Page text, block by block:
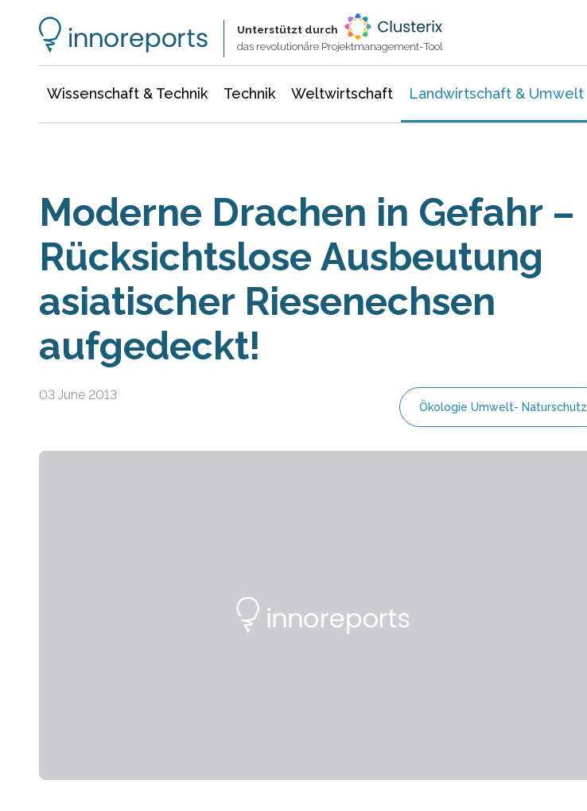
Unterstützt durch
das revolutionäre Projektmanagement-Tool
Wissenschaft & Technik Technik Weltwirtschaft Landwirtschaft & Umwelt
Moderne Drachen in Gefahr –
Rücksichtslose Ausbeutung
asiatischer Riesenechsen
aufgedeckt!
03 June 2013
Ökologie Umwelt- Naturschutz